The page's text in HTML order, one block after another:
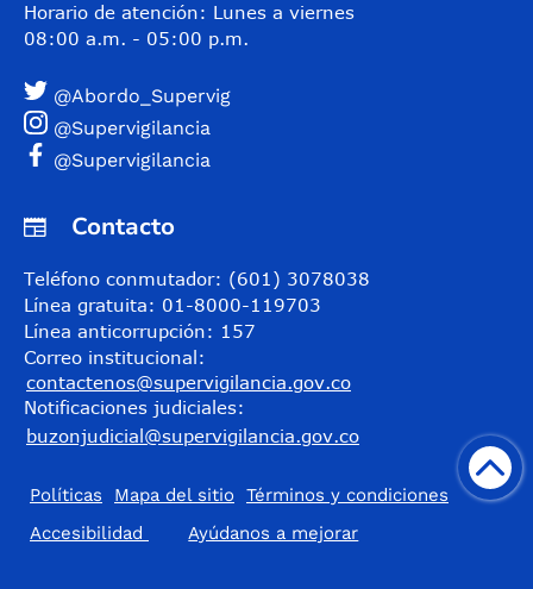
Horario de atención: Lunes a viernes
08:00 a.m. - 05:00 p.m.
@Abordo_Supervig
@Supervigilancia
@Supervigilancia
Contacto
Teléfono conmutador: (601) 3078038
Línea gratuita: 01-8000-119703
Línea anticorrupción: 157
Correo institucional:
contactenos@supervigilancia.gov.co
Notificaciones judiciales:
buzonjudicial@supervigilancia.gov.co
Políticas Mapa del sitio
Términos y condiciones
Accesibilidad
​Ayúdanos a mejorar